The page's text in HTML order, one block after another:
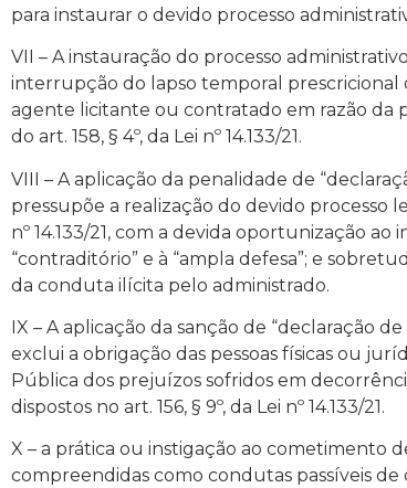
para instaurar o devido processo
VII – A instauração do processo
interrupção do lapso temporal prescricional
agente licitante ou contratado em razão da
do art. 158, § 4º, da Lei nº 14.133/21.
VIII – A aplicação da penalidade de
pressupõe a realização do devido processo
nº 14.133/21, com a devida oportunização
“contraditório” e à “ampla defesa”; e
da conduta ilícita pelo administrado.
IX – A aplicação da sanção de “declaração
exclui a obrigação das pessoas físicas ou
Pública dos prejuízos sofridos em
dispostos no art. 156, § 9º, da Lei nº 14.133/21.
X – a prática ou instigação ao cometimento
compreendidas como condutas passíveis